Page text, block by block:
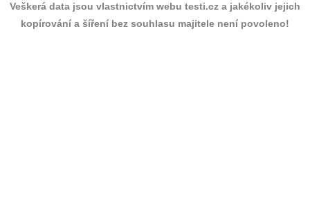
Veškerá data jsou vlastnictvím webu testi.cz a jakékoliv jejich
kopírování a šíření bez souhlasu majitele není povoleno!